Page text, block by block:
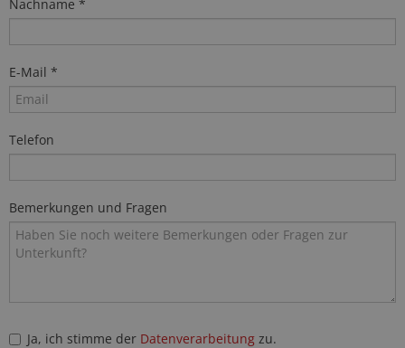
Nachname *
E-Mail *
Telefon
Bemerkungen und Fragen
Ja, ich stimme der Datenverarbeitung zu.